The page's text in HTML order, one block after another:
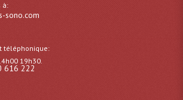
Consoles Sono Et Studio
Consoles Amplifiées
à:
sono.com
téléphonique:
19h30.
616 222